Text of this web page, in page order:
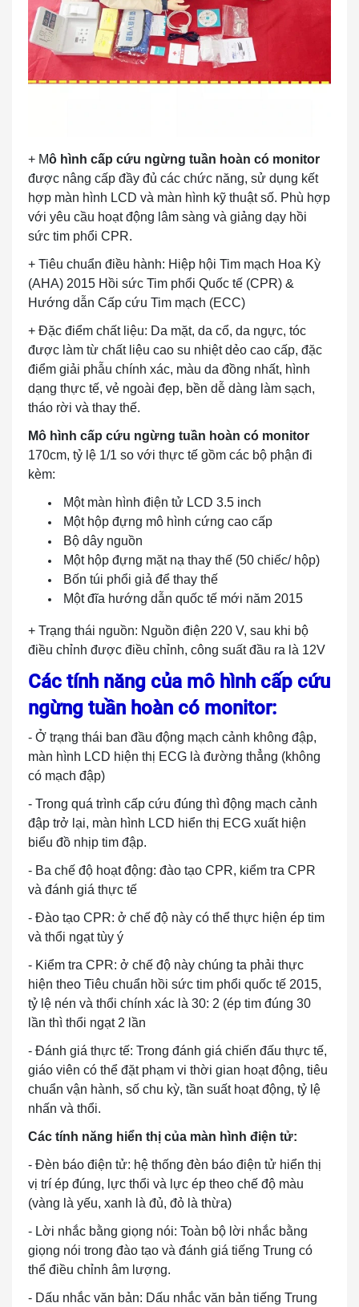
+ Mô hình cấp cứu ngừng tuần hoàn có monitor
được nâng cấp đầy đủ các chức năng, sử dụng kết
hợp màn hình LCD và màn hình kỹ thuật số. Phù hợp
với yêu cầu hoạt động lâm sàng và giảng dạy hồi
sức tim phổi CPR.
+ Tiêu chuẩn điều hành: Hiệp hội Tim mạch Hoa Kỳ
(AHA) 2015 Hồi sức Tim phổi Quốc tế (CPR) &
Hướng dẫn Cấp cứu Tim mạch (ECC)
+ Đặc điểm chất liệu: Da mặt, da cổ, da ngực, tóc
được làm từ chất liệu cao su nhiệt dẻo cao cấp, đặc
điểm giải phẫu chính xác, màu da đồng nhất, hình
dạng thực tế, vẻ ngoài đẹp, bền dễ dàng làm sạch,
tháo rời và thay thế.
Mô hình cấp cứu ngừng tuần hoàn có monitor
170cm, tỷ lệ 1/1 so với thực tế gồm các bộ phận đi
kèm:
Một màn hình điện tử LCD 3.5 inch
Một hộp đựng mô hình cứng cao cấp
Bộ dây nguồn
Một hộp đựng mặt nạ thay thế (50 chiếc/ hộp)
Bốn túi phổi giả để thay thế
Một đĩa hướng dẫn quốc tế mới năm 2015
+ Trạng thái nguồn: Nguồn điện 220 V, sau khi bộ
điều chỉnh được điều chỉnh, công suất đầu ra là 12V
Các tính năng của mô hình cấp cứu
ngừng tuần hoàn có monitor:
- Ở trạng thái ban đầu động mạch cảnh không đập,
màn hình LCD hiện thị ECG là đường thẳng (không
có mạch đập)
- Trong quá trình cấp cứu đúng thì động mạch cảnh
đập trở lại, màn hình LCD hiển thị ECG xuất hiện
biểu đồ nhịp tim đập.
- Ba chế độ hoạt động: đào tạo CPR, kiểm tra CPR
và đánh giá thực tế
- Đào tạo CPR: ở chế độ này có thể thực hiện ép tim
và thổi ngạt tùy ý
- Kiểm tra CPR: ở chế độ này chúng ta phải thực
hiện theo Tiêu chuẩn hồi sức tim phổi quốc tế 2015,
tỷ lệ nén và thổi chính xác là 30: 2 (ép tim đúng 30
lần thì thổi ngạt 2 lần
- Đánh giá thực tế: Trong đánh giá chiến đấu thực tế,
giáo viên có thể đặt phạm vi thời gian hoạt động, tiêu
chuẩn vận hành, số chu kỳ, tần suất hoạt động, tỷ lệ
nhấn và thổi.
Các tính năng hiển thị của màn hình điện tử:
- Đèn báo điện tử: hệ thống đèn báo điện tử hiển thị
vị trí ép đúng, lực thổi và lực ép theo chế độ màu
(vàng là yếu, xanh là đủ, đỏ là thừa)
- Lời nhắc bằng giọng nói: Toàn bộ lời nhắc bằng
giọng nói trong đào tạo và đánh giá tiếng Trung có
thể điều chỉnh âm lượng.
- Dấu nhắc văn bản: Dấu nhắc văn bản tiếng Trung